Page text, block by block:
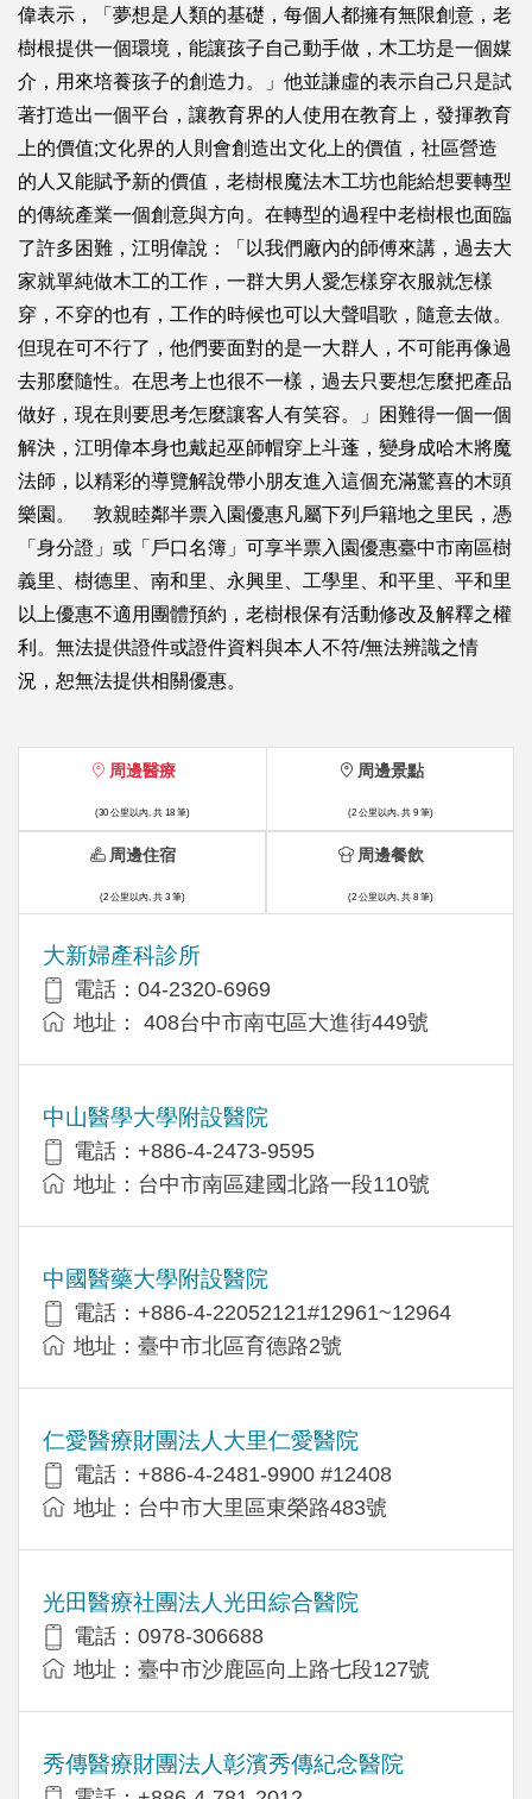
偉表示，「夢想是人類的基礎，每個人都擁有無限創意，老
樹根提供一個環境，能讓孩子自己動手做，木工坊是一個媒
介，用來培養孩子的創造力。」他並謙虛的表示自己只是試
著打造出一個平台，讓教育界的人使用在教育上，發揮教育
上的價值;文化界的人則會創造出文化上的價值，社區營造
的人又能賦予新的價值，老樹根魔法木工坊也能給想要轉型
的傳統產業一個創意與方向。在轉型的過程中老樹根也面臨
了許多困難，江明偉說：「以我們廠內的師傅來講，過去大
家就單純做木工的工作，一群大男人愛怎樣穿衣服就怎樣
穿，不穿的也有，工作的時候也可以大聲唱歌，隨意去做。
但現在可不行了，他們要面對的是一大群人，不可能再像過
去那麼隨性。在思考上也很不一樣，過去只要想怎麼把產品
做好，現在則要思考怎麼讓客人有笑容。」困難得一個一個
解決，江明偉本身也戴起巫師帽穿上斗蓬，變身成哈木將魔
法師，以精彩的導覽解說帶小朋友進入這個充滿驚喜的木頭
樂園。 敦親睦鄰半票入園優惠凡屬下列戶籍地之里民，憑
「身分證」或「戶口名簿」可享半票入園優惠臺中市南區樹
義里、樹德里、南和里、永興里、工學里、和平里、平和里
以上優惠不適用團體預約，老樹根保有活動修改及解釋之權
利。無法提供證件或證件資料與本人不符/無法辨識之情
況，恕無法提供相關優惠。
周邊醫療
(30 公里以內, 共 18 筆)
大新婦產科診所
電話：04-2320-6969
地址： 408台中市南屯區大進街449號
中山醫學大學附設醫院
電話：+886-4-2473-9595
地址：台中市南區建國北路一段110號
中國醫藥大學附設醫院
電話：+886-4-22052121#12961~12964
地址：臺中市北區育德路2號
仁愛醫療財團法人大里仁愛醫院
電話：+886-4-2481-9900 #12408
地址：台中市大里區東榮路483號
光田醫療社團法人光田綜合醫院
電話：0978-306688
地址：臺中市沙鹿區向上路七段127號
秀傳醫療財團法人彰濱秀傳紀念醫院
周邊景點
(2 公里以內, 共 9 筆)
周邊住宿
(2 公里以內, 共 3 筆)
周邊餐飲
(2 公里以內, 共 8 筆)